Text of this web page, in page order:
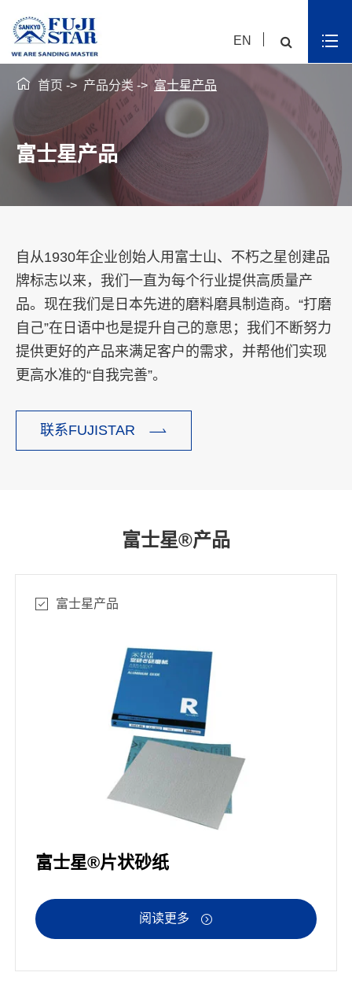
EN
富士星产品
 首页 产品分类 富士星产品
自从1930年企业创始人用富士山、不朽之星创建品
牌标志以来，我们一直为每个行业提供高质量产
品。现在我们是日本先进的磨料磨具制造商。“打磨
自己”在日语中也是提升自己的意思；我们不断努力
提供更好的产品来满足客户的需求，并帮他们实现
更高水准的“自我完善”。
联系FUJISTAR 
富士星®产品
富士星产品
富士星®片状砂纸
阅读更多 